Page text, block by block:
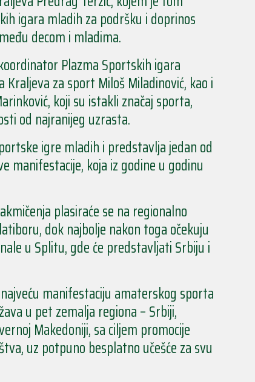
igara mladih za podršku i doprinos
decom i mladima.
Plazma Sportskih igara
za sport Miloš Miladinović, kao i
koji su istakli značaj sporta,
od najranijeg uzrasta.
igre mladih i predstavlja jedan od
manifestacije, koja iz godine u godinu
plasiraće se na regionalno
dok najbolje nakon toga očekuju
u Splitu, gde će predstavljati Srbiju i
manifestaciju amaterskog sporta
u pet zemalja regiona – Srbiji,
Makedoniji, sa ciljem promocije
uz potpuno besplatno učešće za svu